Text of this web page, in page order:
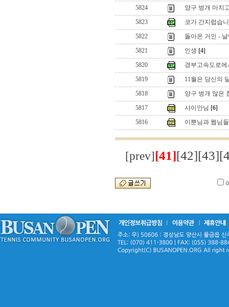
5824
양구 벙개 마치
5823
코가 간지럽습
5822
돌아온 거인 -
5821
인생 [4]
5820
경부고속도로에
5819
11월은 당신의
5818
양구 벙개 많은
5817
샤이안님 [6]
5816
이뿐님과 웹님들
[prev][41][42][43]